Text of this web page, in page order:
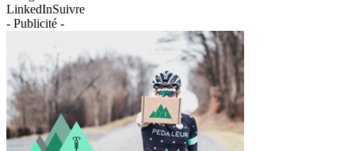
LinkedInSuivre
- Publicité -